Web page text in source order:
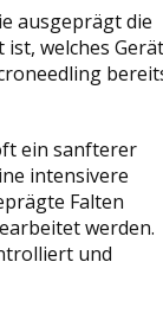
ausgeprägt die
welches Gerät
ein sanfterer
intensivere
Falten
werden.
und